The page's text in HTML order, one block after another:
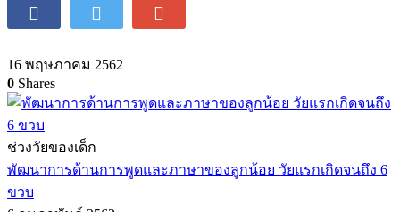
16 พฤษภาคม 2562
0 Shares
ช่วงวัยของเด็ก
พัฒนาการด้านการพูดและภาษาของลูกน้อย วัยแรกเกิดจนถึง 6
ขวบ